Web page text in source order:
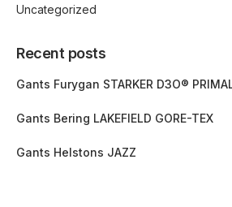
Uncategorized
Recent posts
Gants Furygan STARKER D3O®
Gants Bering LAKEFIELD GORE-TEX
Gants Helstons JAZZ